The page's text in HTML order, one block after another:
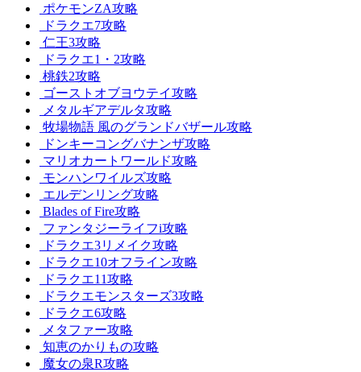
ポケモンZA攻略
ドラクエ7攻略
仁王3攻略
ドラクエ1・2攻略
桃鉄2攻略
ゴーストオブヨウテイ攻略
メタルギアデルタ攻略
牧場物語 風のグランドバザール攻略
ドンキーコングバナンザ攻略
マリオカートワールド攻略
モンハンワイルズ攻略
エルデンリング攻略
Blades of Fire攻略
ファンタジーライフi攻略
ドラクエ3リメイク攻略
ドラクエ10オフライン攻略
ドラクエ11攻略
ドラクエモンスターズ3攻略
ドラクエ6攻略
メタファー攻略
知恵のかりもの攻略
魔女の泉R攻略